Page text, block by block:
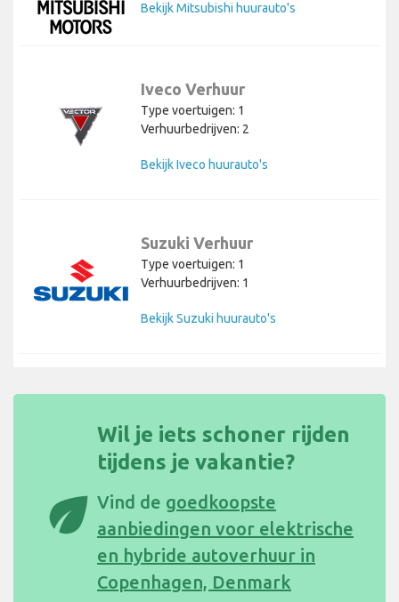
Bekijk Mitsubishi huurauto's
Iveco Verhuur
Type voertuigen: 1
Verhuurbedrijven: 2
Bekijk Iveco huurauto's
Suzuki Verhuur
Type voertuigen: 1
Verhuurbedrijven: 1
Bekijk Suzuki huurauto's
eco
Wil je iets schoner rijden
tijdens je vakantie?
Vind de goedkoopste
aanbiedingen voor elektrische
en hybride autoverhuur in
Copenhagen, Denmark